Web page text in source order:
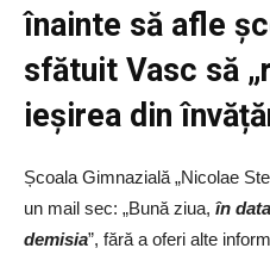
înainte să afle
sfătuit Vasc să
ieșirea din
Școala Gimnazială „Nicolae
un mail sec: „Bună ziua, în
demisia”, fără a oferi alte